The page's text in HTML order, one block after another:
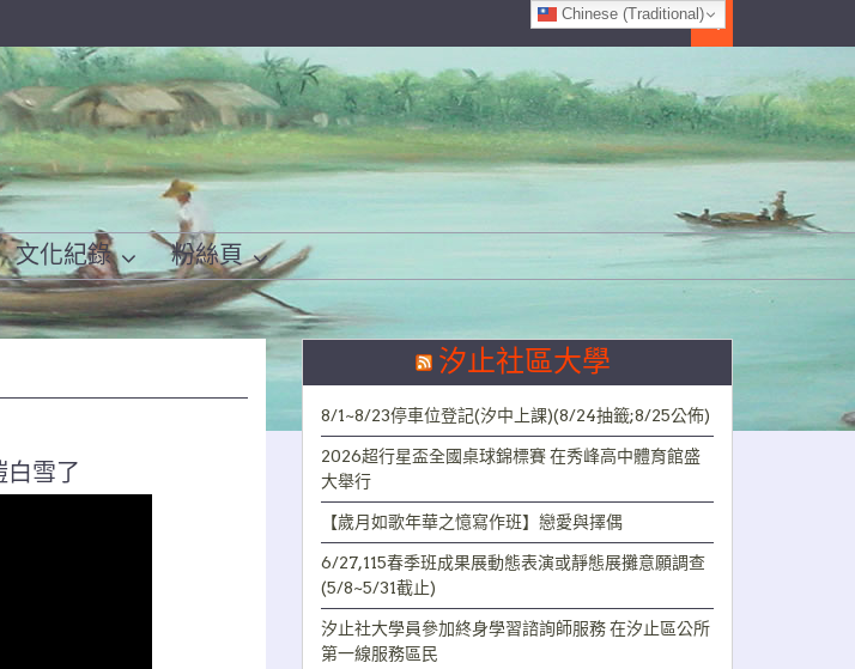
文化紀錄 粉絲頁
雪了
汐止社區大學
8/1~8/23停車位登記(汐中上課)(8/24抽籤;8/25公佈)
2026超行星盃全國桌球錦標賽 在秀峰高中體育館盛
大舉行
【歲月如歌年華之憶寫作班】戀愛與擇偶
6/27,115春季班成果展動態表演或靜態展攤意願調查
(5/8~5/31截止)
汐止社大學員參加終身學習諮詢師服務 在汐止區公所
第一線服務區民
Chinese (Traditional)